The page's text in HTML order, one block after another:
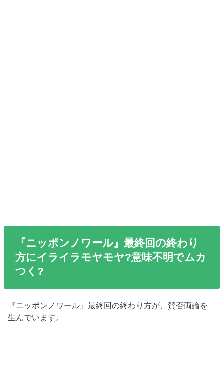
『ニッポンノワール』最終回の終わり
方にイライラモヤモヤ?意味不明でムカ
つく?
『ニッポンノワール』最終回の終わり方が、賛否両論を
生んでいます。